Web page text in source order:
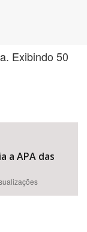
Exibindo 50
a APA das